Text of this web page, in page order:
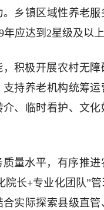
乡镇区域性养老
应达到2星级及以上
积极开展农村无
持养老机构统筹
、临时看护、文
量水平，有序推
长+专业化团队”
实际探索县级直